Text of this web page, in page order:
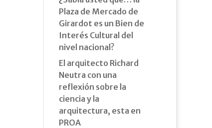
Plaza de Mercado de
Girardot es un Bien de
Interés Cultural del
nivel nacional?
El arquitecto Richard
Neutra con una
reflexión sobre la
ciencia y la
arquitectura, esta en
PROA